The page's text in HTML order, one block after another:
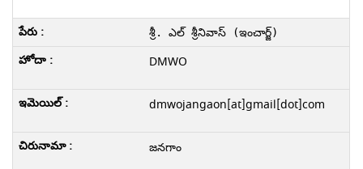
శ్రీ. ఎల్ శ్రీనివాస్ (ఇంచార్జ్)
DMWO
dmwojangaon[at]gmail[dot]com
జనగాం